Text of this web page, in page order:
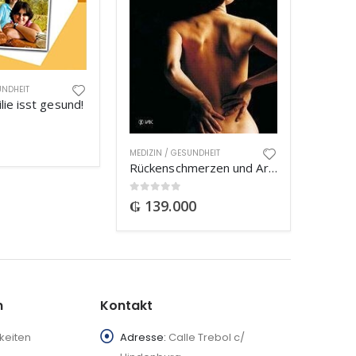
isst gesund!
MEDIZIN / GESUNDHEIT
Rückenschmerzen und Arthritis
₲ 139.000
Kontakt
Adresse: Calle Trebol c/